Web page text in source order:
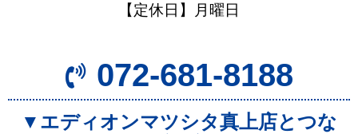
【定休日】月曜日
072-681-8188
▼エディオンマツシタ真上店とつな